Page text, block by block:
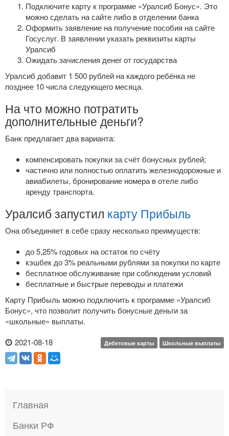
Подключите карту к программе «Уралсиб Бонус». Это
можно сделать на сайте либо в отделении банка
Оформить заявление на получение пособия на сайте
Госуслуг. В заявлении указать реквизиты карты
Уралсиб
Ожидать зачисления денег от государства
Уралсиб добавит 1 500 рублей на каждого ребёнка не
позднее 10 числа следующего месяца.
На что можно потратить
дополнительные деньги?
Банк предлагает два варианта:
компенсировать покупки за счёт бонусных рублей;
частично или полностью оплатить железнодорожные и
авиабилеты, бронирование номера в отеле либо
аренду транспорта.
Уралсиб запустил карту Прибыль
Она объединяет в себе сразу несколько преимуществ:
до 5,25% годовых на остаток по счёту
кэшбек до 3% реальными рублями за покупки по карте
бесплатное обслуживание при соблюдении условий
бесплатные и быстрые переводы и платежи
Карту Прибыль можно подключить к программе «Уралсиб
Бонус», что позволит получить бонусные деньги за
«школьные» выплаты.
2021-08-18
Дебетовые карты Школьные выплаты
Главная
Банки РФ